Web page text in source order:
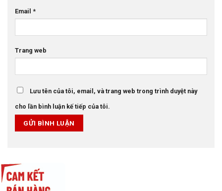
Email *
Trang web
Lưu tên của tôi, email, và trang web trong trình duyệt này
cho lần bình luận kế tiếp của tôi.